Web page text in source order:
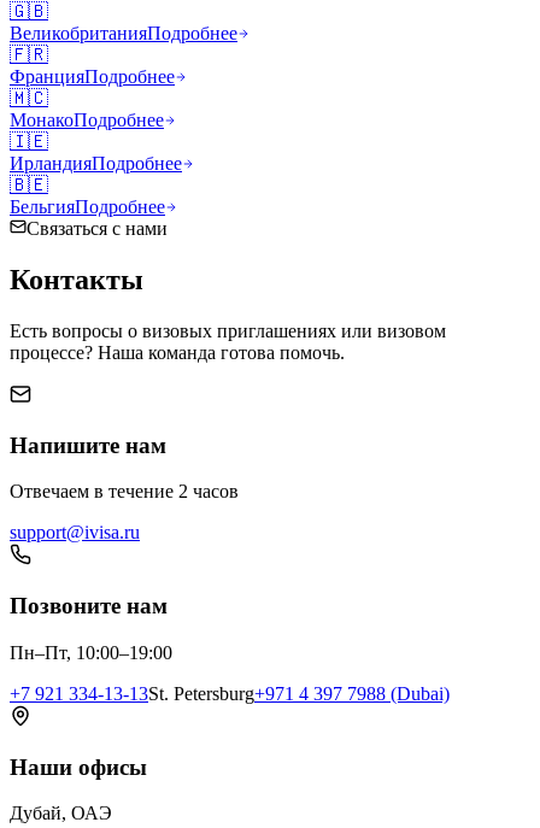
🇬🇧
ВеликобританияПодробнее
🇫🇷
ФранцияПодробнее
🇲🇨
МонакоПодробнее
🇮🇪
ИрландияПодробнее
🇧🇪
БельгияПодробнее
Связаться с нами
Контакты
Есть вопросы о визовых приглашениях или визовом
процессе? Наша команда готова помочь.
Напишите нам
Отвечаем в течение 2 часов
support@ivisa.ru
Позвоните нам
Пн–Пт, 10:00–19:00
+7 921 334-13-13St. Petersburg+971 4 397 7988 (Dubai)
Наши офисы
Дубай, ОАЭ